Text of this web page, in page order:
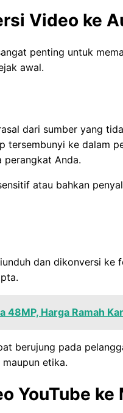
Video ke
penting untuk
awal.
dari sumber yang
tersembunyi ke dalam
perangkat Anda.
atau bahkan
dan dikonversi ke
48MP, Harga Ramah
berujung pada
etika.
YouTube ke